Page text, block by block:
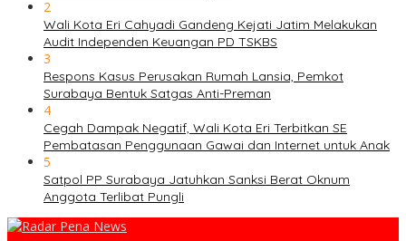
2
Wali Kota Eri Cahyadi Gandeng Kejati Jatim Melakukan
Audit Independen Keuangan PD TSKBS
3
Respons Kasus Perusakan Rumah Lansia, Pemkot
Surabaya Bentuk Satgas Anti-Preman
4
Cegah Dampak Negatif, Wali Kota Eri Terbitkan SE
Pembatasan Penggunaan Gawai dan Internet untuk Anak
5
Satpol PP Surabaya Jatuhkan Sanksi Berat Oknum
Anggota Terlibat Pungli